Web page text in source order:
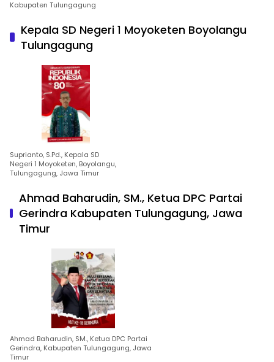
Kabupaten Tulungagung
Kepala SD Negeri 1 Moyoketen Boyolangu
Tulungagung
Suprianto, S.Pd., Kepala SD
Negeri 1 Moyoketen, Boyolangu,
Tulungagung, Jawa Timur
Ahmad Baharudin, SM., Ketua DPC Partai
Gerindra Kabupaten Tulungagung, Jawa
Timur
Ahmad Baharudin, SM., Ketua DPC Partai
Gerindra, Kabupaten Tulungagung, Jawa
Timur